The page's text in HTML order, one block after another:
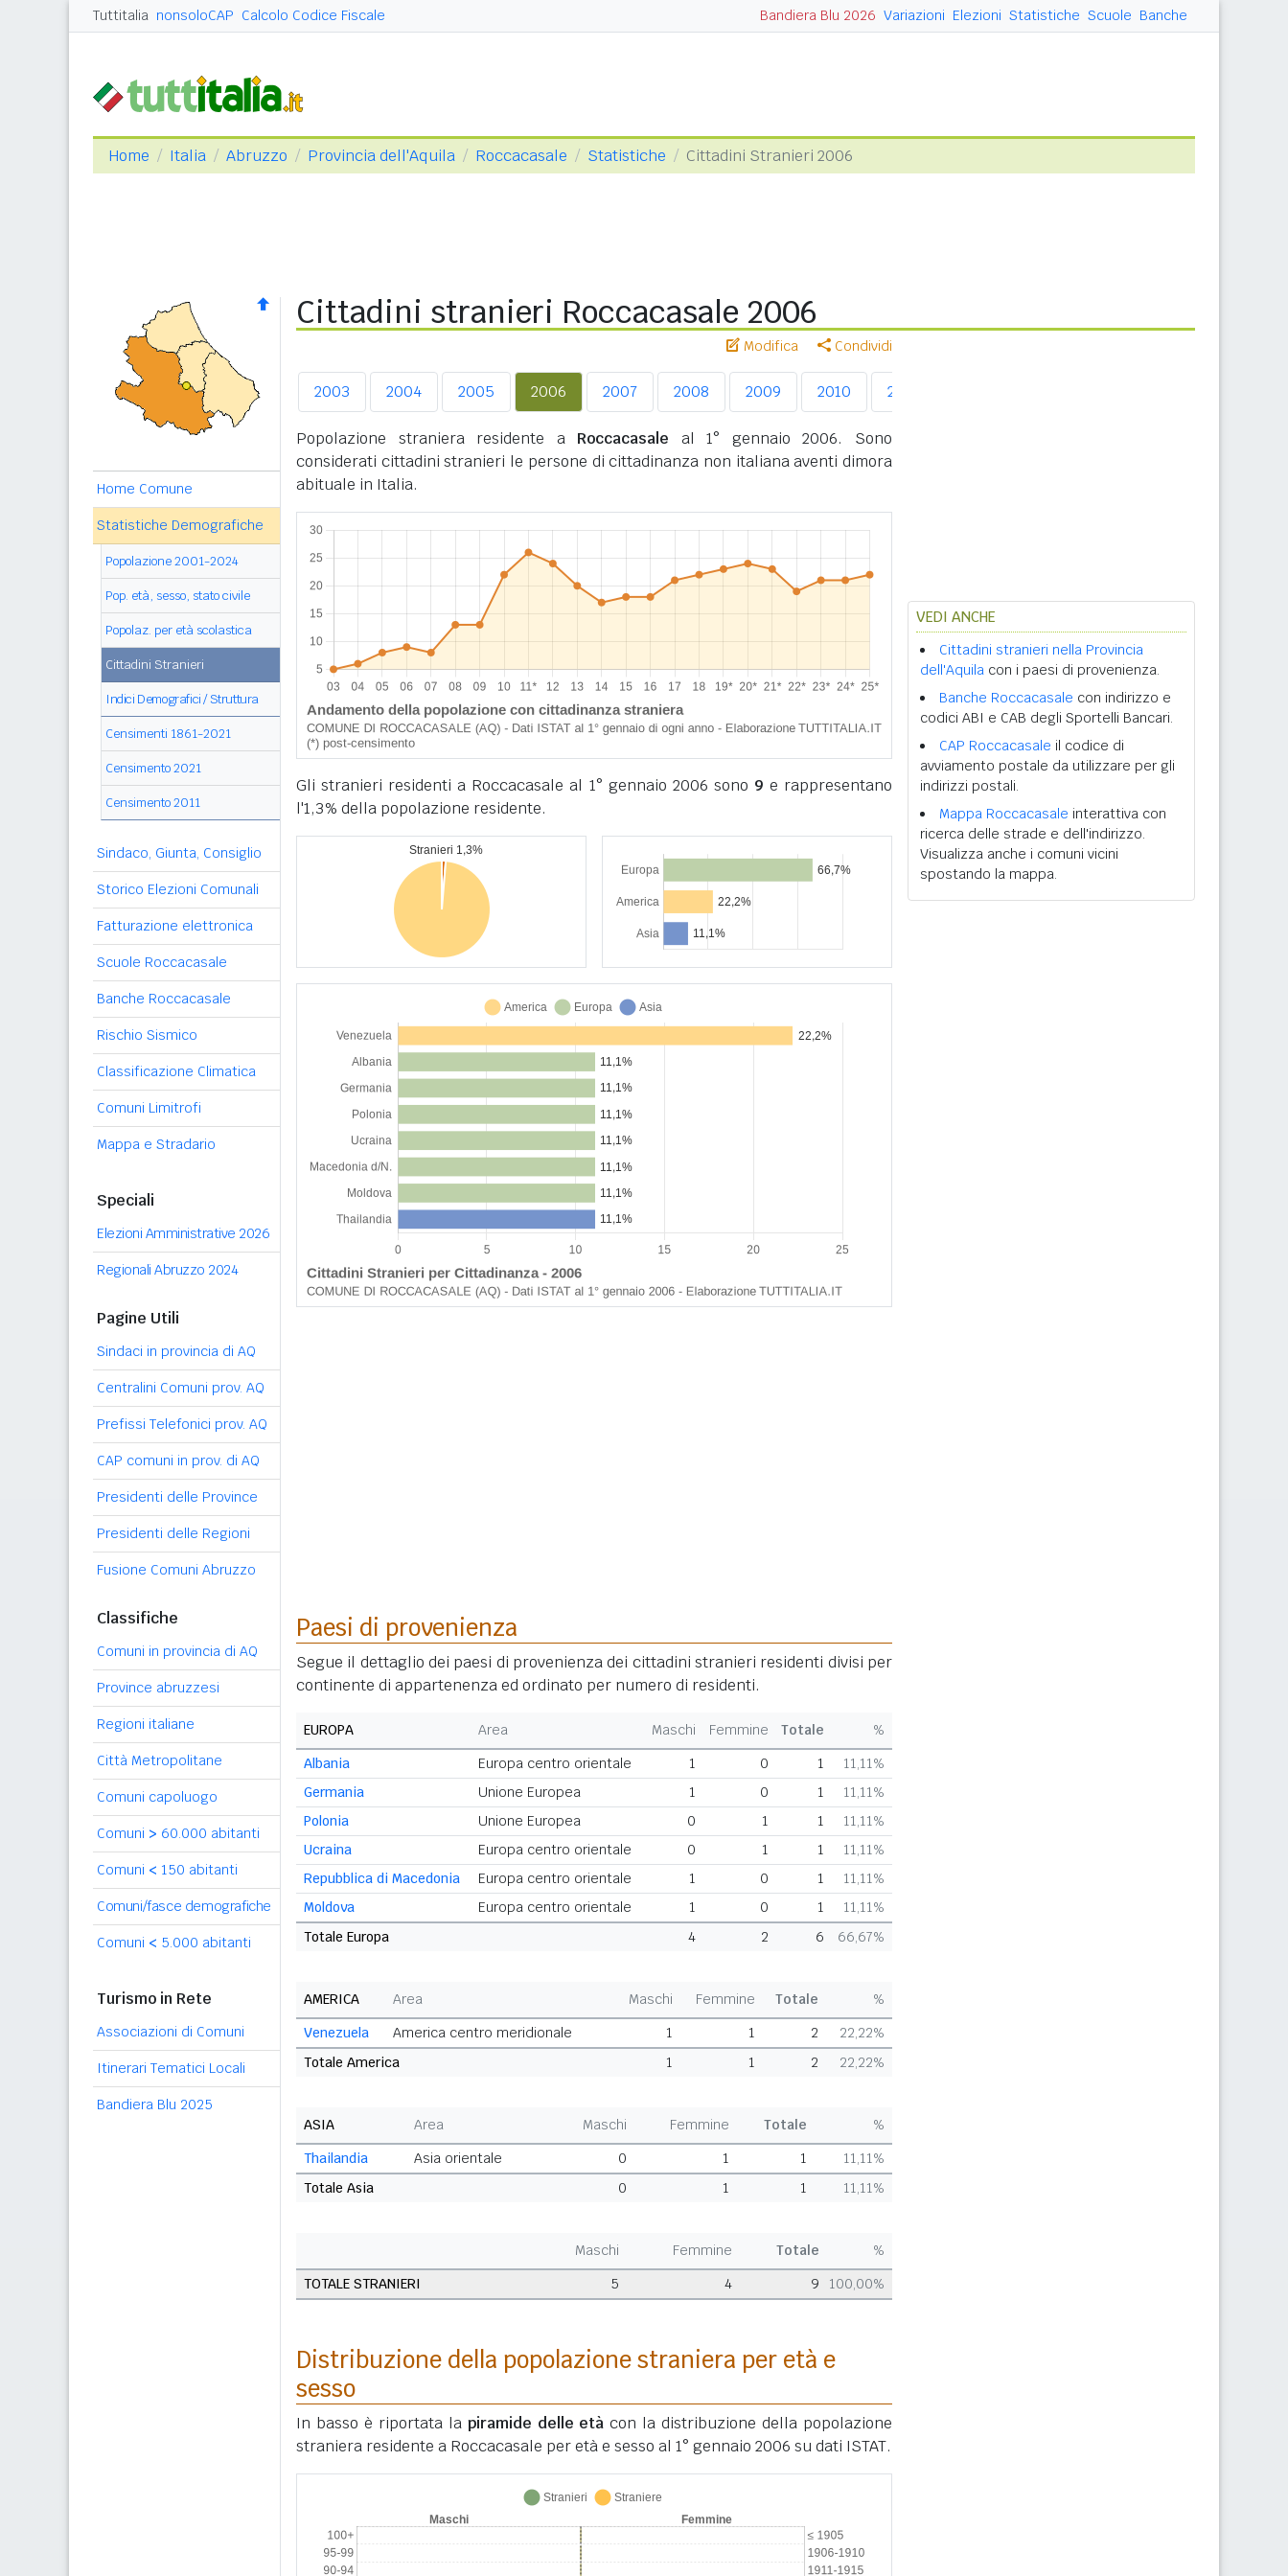
Tuttitalia nonsoloCAP Calcolo Codice Fiscale Bandiera Blu 2026 Variazioni Elezioni Statistiche Scuole Banche
Home Italia Abruzzo Provincia dell'Aquila Roccacasale Statistiche Cittadini Stranieri 2006
Home Comune
Statistiche Demografiche
Popolazione 2001-2024
Pop. età, sesso, stato civile
Popolaz. per età scolastica
Cittadini Stranieri
Indici Demografici / Struttura
Censimenti 1861-2021
Censimento 2021
Censimento 2011
Sindaco, Giunta, Consiglio
Storico Elezioni Comunali
Fatturazione elettronica
Scuole Roccacasale
Banche Roccacasale
Rischio Sismico
Classificazione Climatica
Comuni Limitrofi
Mappa e Stradario
Speciali
Elezioni Amministrative 2026
Regionali Abruzzo 2024
Pagine Utili
Sindaci in provincia di AQ
Centralini Comuni prov. AQ
Prefissi Telefonici prov. AQ
CAP comuni in prov. di AQ
Presidenti delle Province
Presidenti delle Regioni
Fusione Comuni Abruzzo
Classifiche
Comuni in provincia di AQ
Province abruzzesi
Regioni italiane
Città Metropolitane
Comuni capoluogo
Comuni > 60.000 abitanti
Comuni < 150 abitanti
Comuni/fasce demografiche
Comuni < 5.000 abitanti
Turismo in Rete
Associazioni di Comuni
Itinerari Tematici Locali
Bandiera Blu 2025
Cittadini stranieri Roccacasale 2006
Modifica Condividi
2003 2004 2005 2006 2007 2008 2009 2010 2011
Popolazione straniera residente a Roccacasale al 1° gennaio 2006. Sono
considerati cittadini stranieri le persone di cittadinanza non italiana aventi dimora
abituale in Italia.
Gli stranieri residenti a Roccacasale al 1° gennaio 2006 sono 9 e rappresentano
l'1,3% della popolazione residente.
Paesi di provenienza
Segue il dettaglio dei paesi di provenienza dei cittadini stranieri residenti divisi per
continente di appartenenza ed ordinato per numero di residenti.
EUROPA Area Maschi Femmine Totale
%
Albania
Europa centro orientale 1 0 1
11,11%
Germania
Unione Europea 1 0 1
11,11%
Polonia
Unione Europea 0 1 1
11,11%
Ucraina
Europa centro orientale 0 1 1
11,11%
Repubblica di Macedonia
Europa centro orientale 1 0 1
11,11%
Moldova
Europa centro orientale 1 0 1
11,11%
Totale Europa
4 2 6 66,67%
AMERICA Area Maschi Femmine Totale
%
Venezuela
America centro meridionale 1 1 2
22,22%
Totale America
1 1 2 22,22%
ASIA Area Maschi Femmine Totale
%
Thailandia
Asia orientale 0 1 1
11,11%
Totale Asia
0 1 1 11,11%
Maschi Femmine Totale
%
TOTALE STRANIERI
5 4 9 100,00%
Distribuzione della popolazione straniera per età e
sesso
In basso è riportata la piramide delle età con la distribuzione della popolazione
straniera residente a Roccacasale per età e sesso al 1° gennaio 2006 su dati ISTAT.
VEDI ANCHE
Cittadini stranieri nella Provincia
dell'Aquila con i paesi di provenienza.
Banche Roccacasale con indirizzo e
codici ABI e CAB degli Sportelli Bancari.
CAP Roccacasale il codice di
avviamento postale da utilizzare per gli
indirizzi postali.
Mappa Roccacasale interattiva con
ricerca delle strade e dell'indirizzo.
Visualizza anche i comuni vicini
spostando la mappa.